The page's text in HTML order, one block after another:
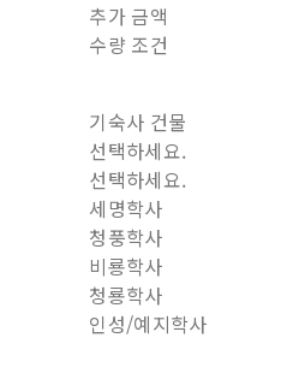
추가 금액
수량 조건
기숙사 건물
선택하세요.
선택하세요.
세명학사
청풍학사
비룡학사
청룡학사
인성/예지학사